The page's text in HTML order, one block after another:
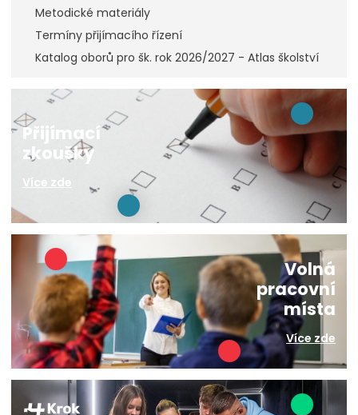
Metodické materiály
Termíny přijímacího řízení
Katalog oborů pro šk. rok 2026/2027 - Atlas školství
Přijímací
zkoušky
Více zde
Volná
pracovní
místa
Více zde